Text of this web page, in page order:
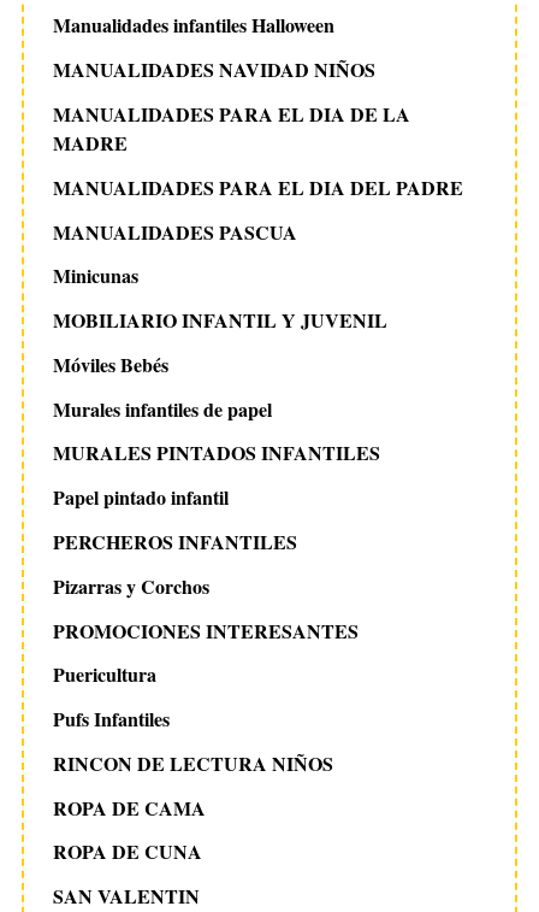
Manualidades infantiles Halloween
MANUALIDADES NAVIDAD NIÑOS
MANUALIDADES PARA EL DIA DE LA
MADRE
MANUALIDADES PARA EL DIA DEL PADRE
MANUALIDADES PASCUA
Minicunas
MOBILIARIO INFANTIL Y JUVENIL
Móviles Bebés
Murales infantiles de papel
MURALES PINTADOS INFANTILES
Papel pintado infantil
PERCHEROS INFANTILES
Pizarras y Corchos
PROMOCIONES INTERESANTES
Puericultura
Pufs Infantiles
RINCON DE LECTURA NIÑOS
ROPA DE CAMA
ROPA DE CUNA
SAN VALENTIN